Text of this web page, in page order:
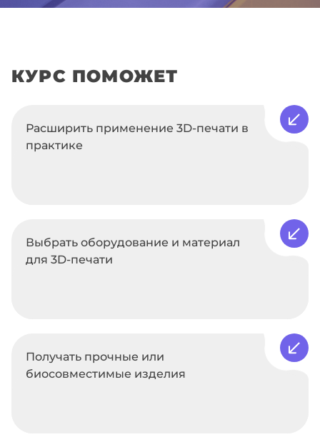
КУРС ПОМОЖЕТ
Расширить применение 3D-печати в
практике
Выбрать оборудование и материал
для 3D-печати
Получать прочные или
биосовместимые изделия